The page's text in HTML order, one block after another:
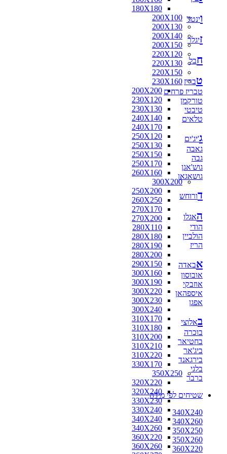
180X180
200X100
200X130
200X140
200X150
220X120
220X130
220X150
230X160
200X200
230X120
230X130
240X140
240X170
250X120
250X130
250X150
250X170
260X160
300X200
250X200
260X250
270X170
270X200
280X110
280X180
280X190
280X200
290X150
300X160
300X190
300X220
300X230
300X240
310X170
310X180
310X200
310X210
310X220
330X170
350X250
320X220
320X240
330X230
330X240
340X240
340X260
360X220
360X260
וינטג'
זיגלר
חבל
טבריז
טבריז פרחים
טורקמן
טיבטי
טלאים
ג'יג'ים
גאבה
גבה
גוש'אגן
גושאגאן
דורוחש
האגלו
הודי
הולביין
הריז
אבאדה
אובוסון
אוזבקי
איספהאן
אפגן
באלוצי
בוכרה
בחטיאר
ביג'אר
בירגאנד
בלגי
ברבר
שטיחים לפי מידה
340X240
340X260
350X250
350X260
360X220